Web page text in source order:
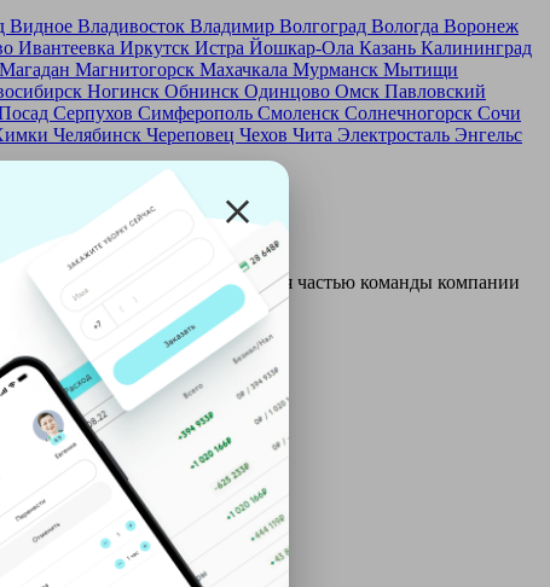
Видное Владивосток Владимир Волгоград Вологда Воронеж
Ивантеевка Иркутск Истра Йошкар-Ола Казань Калининград
Магадан Магнитогорск Махачкала Мурманск Мытищи
Ногинск Обнинск Одинцово Омск Павловский
Серпухов Симферополь Смоленск Солнечногорск Сочи
Челябинск Череповец Чехов Чита Электросталь Энгельс
и только после этого становятся частью команды компании